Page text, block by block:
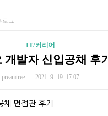
로그
IT/커리어
개발자 신입공채 후기
preamtree 2021. 9. 19. 17:07
면접관 후기